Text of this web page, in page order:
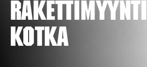
Rakettimyynti
Kotka